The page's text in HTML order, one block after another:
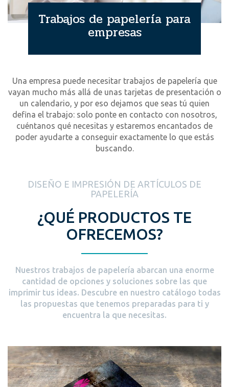
Trabajos de papelería para
empresas
Una empresa puede necesitar trabajos de papelería que
vayan mucho más allá de unas tarjetas de presentación o
un calendario, y por eso dejamos que seas tú quien
defina el trabajo: solo ponte en contacto con nosotros,
cuéntanos qué necesitas y estaremos encantados de
poder ayudarte a conseguir exactamente lo que estás
buscando.
DISEÑO E IMPRESIÓN DE ARTÍCULOS DE
PAPELERÍA
¿QUÉ PRODUCTOS TE
OFRECEMOS?
Nuestros trabajos de papelería abarcan una enorme
cantidad de opciones y soluciones sobre las que
imprimir tus ideas. Descubre en nuestro catálogo todas
las propuestas que tenemos preparadas para ti y
encuentra la que necesitas.